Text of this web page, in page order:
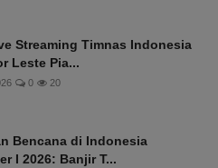
Streaming Timnas Indonesia
Leste Pia...
0 20
Bencana di Indonesia
I 2026: Banjir T...